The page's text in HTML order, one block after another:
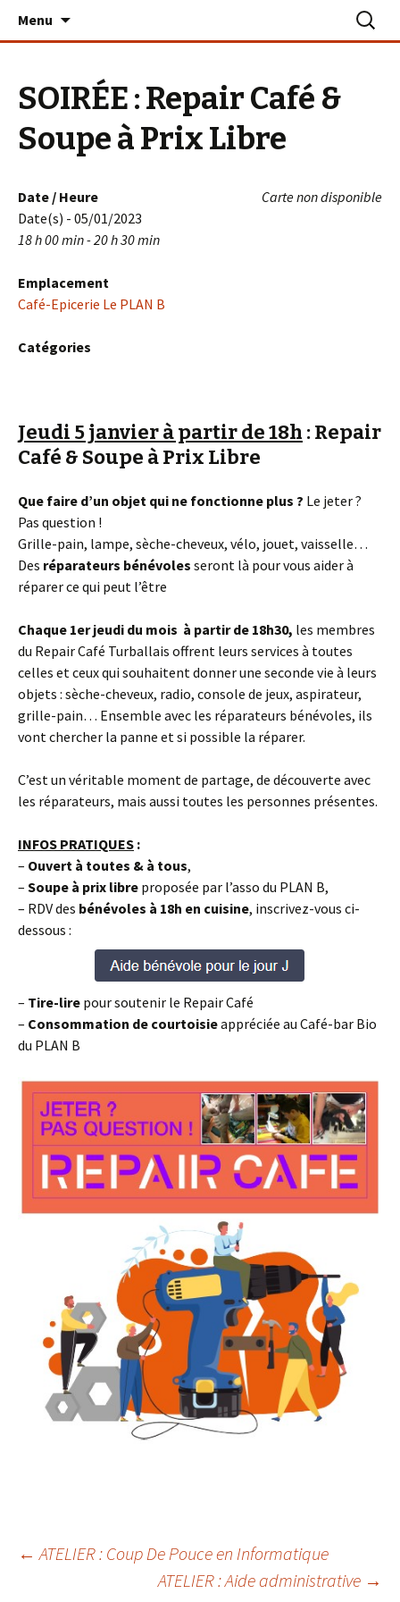
Le PLAN B – La Turballe
Menu
SOIRÉE : Repair Café &
Soupe à Prix Libre
Carte non disponible
Date / Heure
Date(s) - 05/01/2023
18 h 00 min - 20 h 30 min
Emplacement
Café-Epicerie Le PLAN B
Catégories
Jeudi 5 janvier à partir de 18h : Repair
Café & Soupe à Prix Libre
Que faire d’un objet qui ne fonctionne plus ? Le jeter ?
Pas question !
Grille-pain, lampe, sèche-cheveux, vélo, jouet, vaisselle…
Des réparateurs bénévoles seront là pour vous aider à
réparer ce qui peut l’être
Chaque 1er jeudi du mois à partir de 18h30, les membres
du Repair Café Turballais offrent leurs services à toutes
celles et ceux qui souhaitent donner une seconde vie à leurs
objets : sèche-cheveux, radio, console de jeux, aspirateur,
grille-pain… Ensemble avec les réparateurs bénévoles, ils
vont chercher la panne et si possible la réparer.
C’est un véritable moment de partage, de découverte avec
les réparateurs, mais aussi toutes les personnes présentes.
INFOS PRATIQUES :
– Ouvert à toutes & à tous,
– Soupe à prix libre proposée par l’asso du PLAN B,
– RDV des bénévoles à 18h en cuisine, inscrivez-vous ci-
dessous :
– Tire-lire pour soutenir le Repair Café
– Consommation de courtoisieappréciée au Café-bar Bio
du PLAN B
Navigation
← ATELIER : Coup De Pouce en Informatique
ATELIER : Aide administrative →